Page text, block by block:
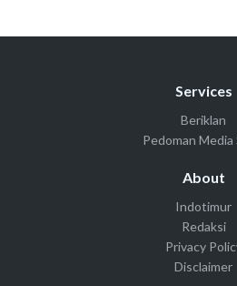
Services
Beriklan
Pedoman Media
About
Indotimur
Redaksi
Privacy
Disclaimer